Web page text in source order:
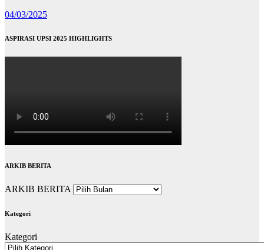
04/03/2025
ASPIRASI UPSI 2025 HIGHLIGHTS
ARKIB BERITA
ARKIB BERITA
Kategori
Kategori